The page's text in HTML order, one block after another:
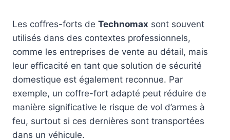
Les coffres-forts de Technomax sont souvent
utilisés dans des contextes professionnels,
comme les entreprises de vente au détail, mais
leur efficacité en tant que solution de sécurité
domestique est également reconnue. Par
exemple, un coffre-fort adapté peut réduire de
manière significative le risque de vol d’armes à
feu, surtout si ces dernières sont transportées
dans un véhicule.